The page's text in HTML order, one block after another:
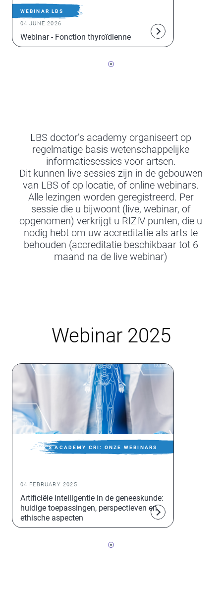
WEBINAR LBS
04 JUNE 2026
Webinar - Fonction thyroïdienne
LBS doctor’s academy organiseert op
regelmatige basis wetenschappelijke
informatiesessies voor artsen.
Dit kunnen live sessies zijn in de gebouwen
van LBS of op locatie, of online webinars.
Alle lezingen worden geregistreerd. Per
sessie die u bijwoont (live, webinar, of
opgenomen) verkrijgt u RIZIV punten, die u
nodig hebt om uw accreditatie als arts te
behouden (accreditatie beschikbaar tot 6
maand na de live webinar)
Webinar 2025
DOCTOR'S ACADEMY CRI: ONZE WEBINARS
04 FEBRUARY 2025
Artificiële intelligentie in de geneeskunde:
huidige toepassingen, perspectieven en
ethische aspecten